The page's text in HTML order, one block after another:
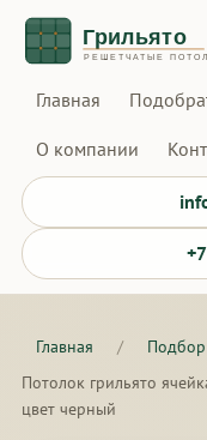
Главная
О компании
Главная / Подбор
Потолок грильято
цвет черный